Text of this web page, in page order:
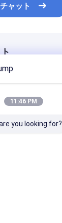
チャット
11:46 PM
you looking for?